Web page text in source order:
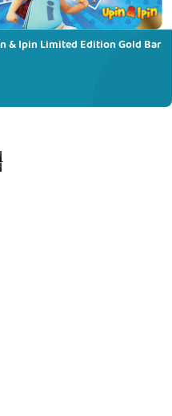
& Ipin Limited Edition Gold Bar